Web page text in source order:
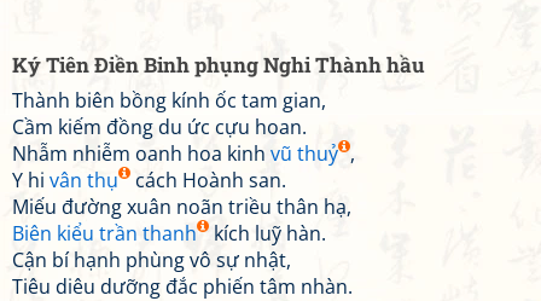
Ký Tiên Điền Binh phụng Nghi Thành hầu
Thành biên bồng kính ốc tam gian,
Cầm kiếm đồng du ức cựu hoan.
Nhẫm nhiễm oanh hoa kinh vũ thuỷ ,
Y hi vân thụ
cách Hoành san.
Miếu đường xuân noãn triều thân hạ,
Biên kiểu trần thanh
kích luỹ hàn.
Cận bí hạnh phùng vô sự nhật,
Tiêu diêu dưỡng đắc phiến tâm nhàn.